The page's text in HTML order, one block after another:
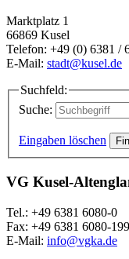
Marktplatz 1
66869 Kusel
Telefon: +49 (0) 6381 /
E-Mail: stadt@kusel.de
Suchfeld:
Suche:
Eingaben löschen
VG Kusel-
Tel.: +49 6381 6080-0
Fax: +49 6381 6080-199
E-Mail: info@vgka.de